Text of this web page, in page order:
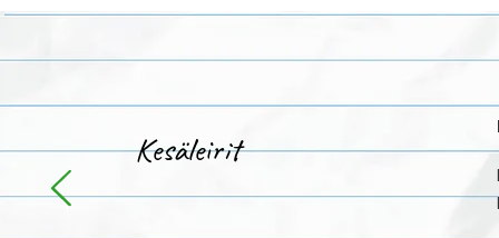
Kesäleirit